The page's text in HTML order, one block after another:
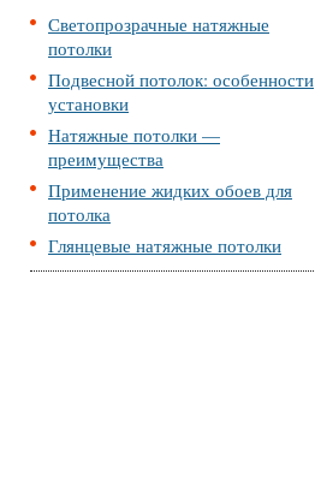
Светопрозрачные натяжные
потолки
Подвесной потолок: особенности
установки
Натяжные потолки —
преимущества
Применение жидких обоев для
потолка
Глянцевые натяжные потолки